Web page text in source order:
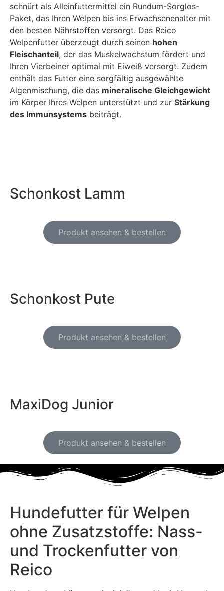
schnürt als Alleinfuttermittel ein Rundum-Sorglos-
Paket, das Ihren Welpen bis ins Erwachsenenalter mit
den besten Nährstoffen versorgt. Das Reico
Welpenfutter überzeugt durch seinen hohen
Fleischanteil, der das Muskelwachstum fördert und
Ihren Vierbeiner optimal mit Eiweiß versorgt. Zudem
enthält das Futter eine sorgfältig ausgewählte
Algenmischung, die das mineralische Gleichgewicht
im Körper Ihres Welpen unterstützt und zur Stärkung
des Immunsystems beiträgt.
Schonkost Lamm
Produkt ansehen & bestellen
Schonkost Pute
Produkt ansehen & bestellen
MaxiDog Junior
Produkt ansehen & bestellen
Hundefutter für Welpen
ohne Zusatzstoffe: Nass-
und Trockenfutter von
Reico